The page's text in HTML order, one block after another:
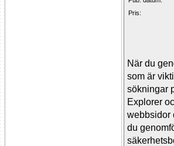
Pris:
När du
som är
sökningar
Explorer
webbsidor
du